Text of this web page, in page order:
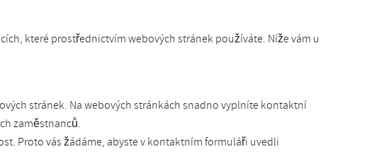
které prostřednictvím webových stránek používáte. Níže vám u
stránek. Na webových stránkách snadno vyplníte kontaktní
zaměstnanců.
Proto vás žádáme, abyste v kontaktním formuláři uvedli